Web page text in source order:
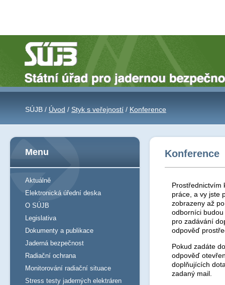
SÚJB / Úvod / Styk s veřejností / Konference
Konference
Prostřednictvím
práce, a vy jste
zobrazeny až
odborníci
pro zadávání
odpověď
Pokud zadáte
odpověď
doplňujících
zadaný mail.
Menu
Aktuálně
Elektronická úřední deska
O SÚJB
Legislativa
Dokumenty a publikace
Jaderná bezpečnost
Radiační ochrana
Monitorování radiační situace
Stress testy jaderných elektráren